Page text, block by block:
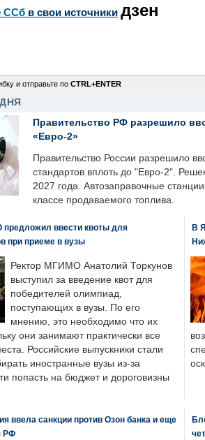
CСб в свои источники дзен
и отправьте по CTRL+ENTER
Правительство РФ разрешило
«Евро-2»
Правительство России разрешило
стандартов вплоть до "Евро-2".
2027 года. Автозаправочные
классе продаваемого топлива.
ввести квоты для
при приеме в вузы
Ректор МГИМО Анатолий Торкунов
выступил за введение квот для
победителей олимпиад,
поступающих в вузы. По его
мнению, это необходимо что их
они занимают практически все
Российские выпускники стали
иностранные вузы из-за
попасть на бюджет и дороговизны
В
ввела санкции против Озон банка и еще
РФ